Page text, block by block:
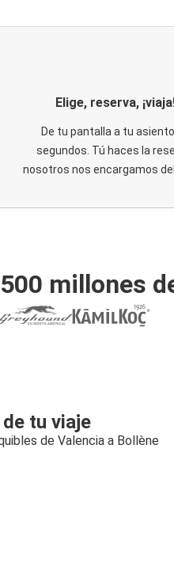
Elige, reserva,
De tu pantalla a tu
segundos. Tú haces la
nosotros nos encargamos
millones
tu viaje
de Valencia a Bollène